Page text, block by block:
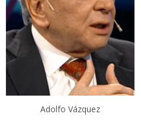
Adolfo Vázquez